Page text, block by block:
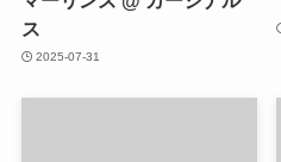
ス
2025-07-31